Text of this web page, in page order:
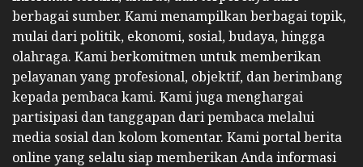
berbagai sumber. Kami menampilkan berbagai topik,
mulai dari politik, ekonomi, sosial, budaya, hingga
olahraga. Kami berkomitmen untuk memberikan
pelayanan yang profesional, objektif, dan berimbang
kepada pembaca kami. Kami juga menghargai
partisipasi dan tanggapan dari pembaca melalui
media sosial dan kolom komentar. Kami portal berita
online yang selalu siap memberikan Anda informasi